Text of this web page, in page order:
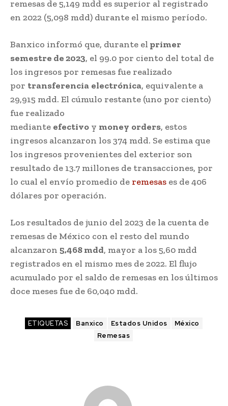
remesas de 5,149 mdd es superior al registrado
en 2022 (5,098 mdd) durante el mismo período.
Banxico informó que, durante el primer
semestre de 2023, el 99.0 por ciento del total de
los ingresos por remesas fue realizado
por transferencia electrónica, equivalente a
29,915 mdd. El cúmulo restante (uno por ciento)
fue realizado
mediante efectivo y money orders, estos
ingresos alcanzaron los 374 mdd. Se estima que
los ingresos provenientes del exterior son
resultado de 13.7 millones de transacciones, por
lo cual el envío promedio de remesas es de 406
dólares por operación.
Los resultados de junio del 2023 de la cuenta de
remesas de México con el resto del mundo
alcanzaron 5,468 mdd, mayor a los 5,60 mdd
registrados en el mismo mes de 2022. El flujo
acumulado por el saldo de remesas en los últimos
doce meses fue de 60,040 mdd.
ETIQUETAS Banxico Estados Unidos
México
Remesas